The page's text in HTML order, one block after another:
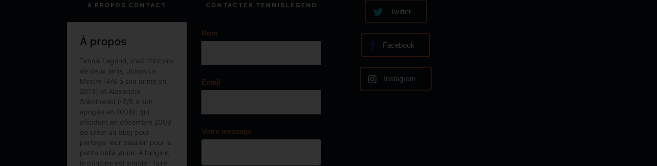
A PROPOS CONTACT CONTACTER TENNISLEGEND
Nom
Email
Votre message
Twitter
Facebook
Instagram